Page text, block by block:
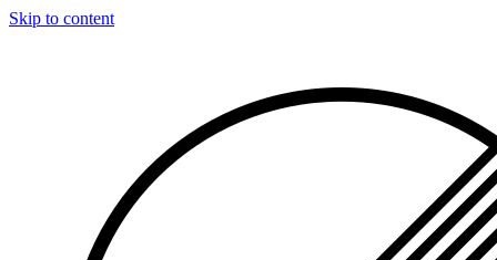
Skip to content